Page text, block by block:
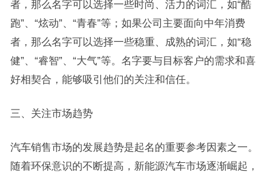
者，那么名字可以选择一些时尚、活力的词汇，如“酷
跑”、“炫动”、“青春”等；如果公司主要面向中年消费
者，那么名字可以选择一些稳重、成熟的词汇，如“稳
健”、“睿智”、“大气”等。名字要与目标客户的需求和喜
好相契合，能够吸引他们的关注和信任。
三、关注市场趋势
汽车销售市场的发展趋势是起名的重要参考因素之一。
随着环保意识的不断提高，新能源汽车市场逐渐崛起，